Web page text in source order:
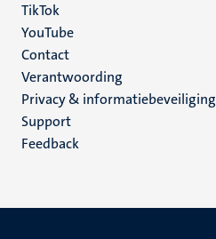
TikTok
YouTube
Menu
footer
(NL)
Contact
Verantwoording
Privacy & informatiebeveiliging
Support
Feedback